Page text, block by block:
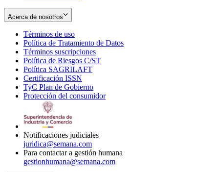
Acerca de nosotros
Términos de uso
in
new
window
Política de Tratamiento de Datos
Términos suscripciones
in
Política de Riesgos C/ST
Política SAGRILAFT
new
window
Certificación ISSN
in
new
TyC Plan de Gobierno
in
Protección del consumidorOpens
Notificaciones judiciales
juridica@semana.com
Para contactar a gestión humana
gestionhumana@semana.com